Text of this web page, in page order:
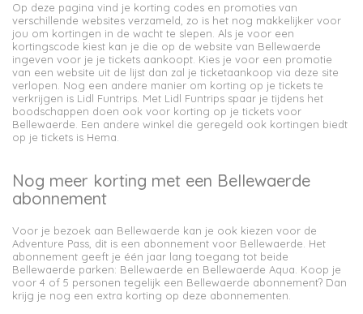
Op deze pagina vind je korting codes en promoties van
verschillende websites verzameld, zo is het nog makkelijker voor
jou om kortingen in de wacht te slepen. Als je voor een
kortingscode kiest kan je die op de website van Bellewaerde
ingeven voor je je tickets aankoopt. Kies je voor een promotie
van een website uit de lijst dan zal je ticketaankoop via deze site
verlopen. Nog een andere manier om korting op je tickets te
verkrijgen is Lidl Funtrips. Met Lidl Funtrips spaar je tijdens het
boodschappen doen ook voor korting op je tickets voor
Bellewaerde. Een andere winkel die geregeld ook kortingen biedt
op je tickets is Hema.
Nog meer korting met een Bellewaerde
abonnement
Voor je bezoek aan Bellewaerde kan je ook kiezen voor de
Adventure Pass, dit is een abonnement voor Bellewaerde. Het
abonnement geeft je één jaar lang toegang tot beide
Bellewaerde parken: Bellewaerde en Bellewaerde Aqua. Koop je
voor 4 of 5 personen tegelijk een Bellewaerde abonnement? Dan
krijg je nog een extra korting op deze abonnementen.